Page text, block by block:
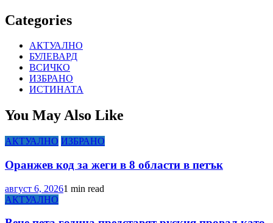
Categories
АКТУАЛНО
БУЛЕВАРД
ВСИЧКО
ИЗБРАНО
ИСТИНАТА
You May Also Like
АКТУАЛНО ИЗБРАНО
Оранжев код за жеги в 8 области в петък
август 6, 20261 min read
АКТУАЛНО